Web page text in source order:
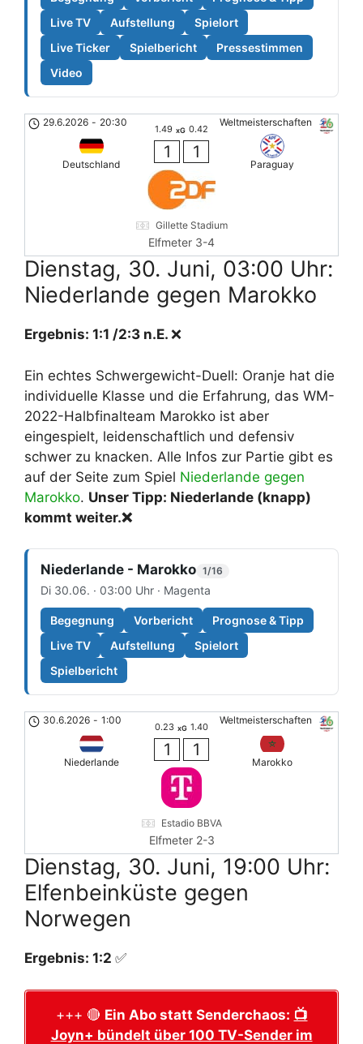
Live TV
Aufstellung
Spielort
Live Ticker
Spielbericht
Pressestimmen
Video
Weltmeisterschaften
29.6.2026 - 20:30
Deutschland
1.49 xG 0.42
1 1
Paraguay
Gillette Stadium
Elfmeter 3-4
Dienstag, 30. Juni, 03:00 Uhr:
Niederlande gegen Marokko
Ergebnis: 1:1 /2:3 n.E. ❌
Ein echtes Schwergewicht-Duell: Oranje hat die
individuelle Klasse und die Erfahrung, das WM-
2022-Halbfinalteam Marokko ist aber
eingespielt, leidenschaftlich und defensiv
schwer zu knacken. Alle Infos zur Partie gibt es
auf der Seite zum Spiel Niederlande gegen
Marokko. Unser Tipp: Niederlande (knapp)
kommt weiter.❌
Niederlande - Marokko 1/16
Di 30.06. · 03:00 Uhr · Magenta
Begegnung Vorbericht
Prognose & Tipp
Live TV
Aufstellung
Spielort
Spielbericht
Weltmeisterschaften
30.6.2026 - 1:00
Niederlande
0.23 xG 1.40
1 1
Marokko
Estadio BBVA
Elfmeter 2-3
Dienstag, 30. Juni, 19:00 Uhr:
Elfenbeinküste gegen
Norwegen
Ergebnis: 1:2 ✅
+++ 🔴 Ein Abo statt Senderchaos: 📺
Joyn+ bündelt über 100 TV-Sender im